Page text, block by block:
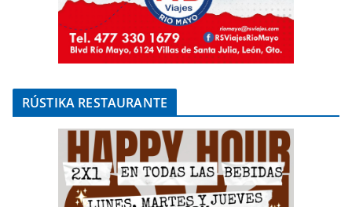
RÚSTIKA RESTAURANTE